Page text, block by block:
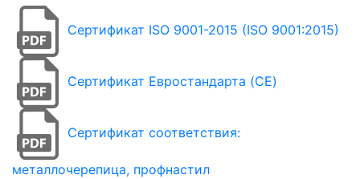
Сертификат ISO 9001-2015 (ISO 9001:2015)
Сертификат Евростандарта (CE)
Сертификат соответствия:
металлочерепица, профнастил